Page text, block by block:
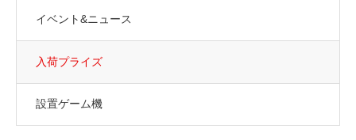
イベント&ニュース
入荷プライズ
設置ゲーム機